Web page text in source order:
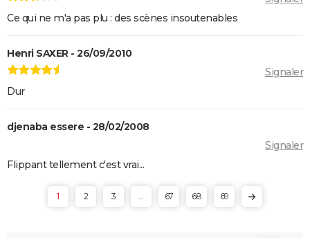
Juré n°2 : s'agit-il (véritablement) du dernier film de
Le Parrain
Il était une fois en Amérique
Peter von Kant
streaming, avis...
Slalom
Oh Canada : que vaut le film avec Richard Gere et
Ce qui ne m'a pas plu : des scènes insoutenables
Henri SAXER - 26/09/2010
Signaler
Dur
djenaba essere - 28/02/2008
Signaler
Flippant tellement c'est vrai...
1 2 3 67 68 69